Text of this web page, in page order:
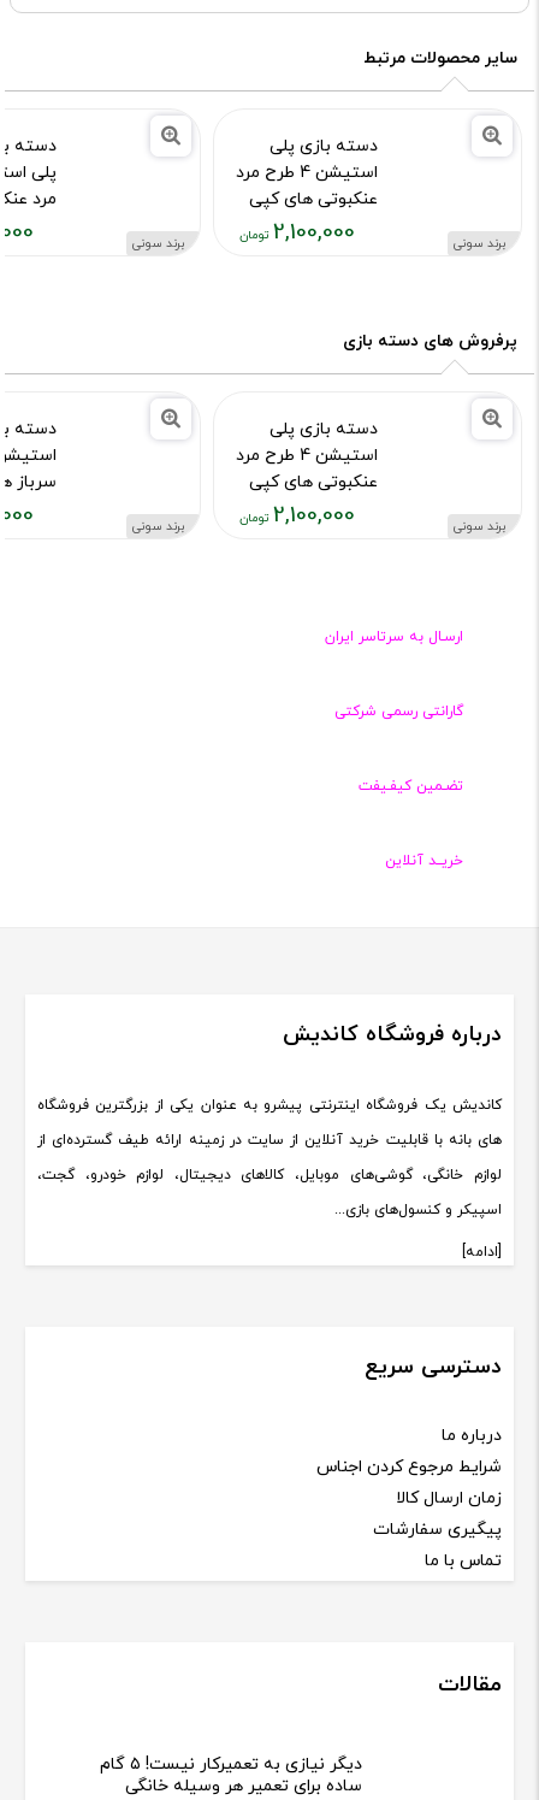
سایر محصولات مرتبط
برند سونی
دسته بازی پلی
استیشن 4 طرح مرد
عنکبوتی های کپی
کد محصول :10015973
2,100,000
تومان
برند سونی
دسته
مرد
کد محصول
پرفروش های دسته بازی
برند سونی
دسته بازی پلی
استیشن 4 طرح مرد
عنکبوتی های کپی
کد محصول :10015973
2,100,000 برند سونی
دسته
سرباز
کد محصول
ارسـال به سرتاسر ایران
گارانتی رسمی شرکتی
تضـمین کیفـیفت
خریــد آنلاین
درباره فروشگاه کاندیش
کاندیش یک فروشگاه اینترنتی پیشرو به عنوان یکی از بزرگترین فروشگاه
های بانه با قابلیت خرید آنلاین از سایت در زمینه ارائه طیف گسترده‌ای از
لوازم خانگی، گوشی‌های موبایل، کالاهای دیجیتال، لوازم خودرو، گجت،
اسپیکر و کنسول‌های بازی...
[ادامه]
دسترسی سریع
درباره ما
شرایط مرجوع کردن اجناس
زمان ارسال کالا
پیگیری سفارشات
تماس با ما
مقالات
دیگر نیازی به تعمیرکار نیست! ۵ گام
ساده برای تعمیر هر وسیله خانگی